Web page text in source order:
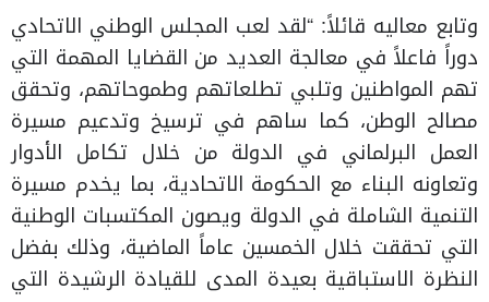
وتابع معاليه قائلاً: “لقد لعب المجلس الوطني الاتحادي
دوراً فاعلاً في معالجة العديد من القضايا المهمة التي
تهم المواطنين وتلبي تطلعاتهم وطموحاتهم، وتحقق
مصالح الوطن، كما ساهم في ترسيخ وتدعيم مسيرة
العمل البرلماني في الدولة من خلال تكامل الأدوار
وتعاونه البناء مع الحكومة الاتحادية، بما يخدم مسيرة
التنمية الشاملة في الدولة ويصون المكتسبات الوطنية
التي تحققت خلال الخمسين عاماً الماضية، وذلك بفضل
النظرة الاستباقية بعيدة المدى للقيادة الرشيدة التي